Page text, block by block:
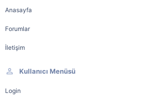
Anasayfa
Forumlar
İletişim
Kullanıcı Menüsü
Login